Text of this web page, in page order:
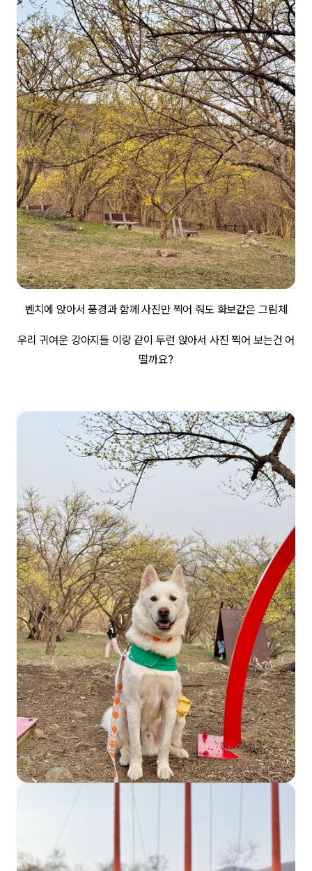
벤치에 앉아서 풍경과 함께 사진만 찍어 줘도 화보같은 그림체
우리 귀여운 강아지들 이랑 같이 두런 앉아서 사진 찍어 보는건 어
떨까요?